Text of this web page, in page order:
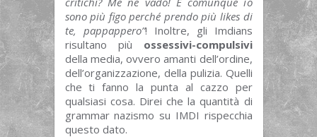
sono più figo perché prendo più likes di
te, pappappero”! Inoltre, gli Imdians
risultano più ossessivi-compulsivi
della media, ovvero amanti dell’ordine,
dell’organizzazione, della pulizia. Quelli
che ti fanno la punta al cazzo per
qualsiasi cosa. Direi che la quantità di
grammar nazismo su IMDI rispecchia
questo dato.